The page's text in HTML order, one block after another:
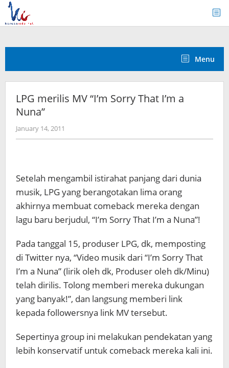
Skip
content
Menu
LPG merilis MV “I’m Sorry That I’m a
Nuna”
January 14, 2011
Koreanindo
Setelah mengambil istirahat panjang dari dunia
musik, LPG yang berangotakan lima orang
akhirnya membuat comeback mereka dengan
lagu baru berjudul, “I’m Sorry That I’m a Nuna”!
Pada tanggal 15, produser LPG, dk, memposting
di Twitter nya, “Video musik dari “I’m Sorry That
I’m a Nuna” (lirik oleh dk, Produser oleh dk/Minu)
telah dirilis. Tolong memberi mereka dukungan
yang banyak!”, dan langsung memberi link
kepada followersnya link MV tersebut.
Sepertinya group ini melakukan pendekatan yang
lebih konservatif untuk comeback mereka kali ini.